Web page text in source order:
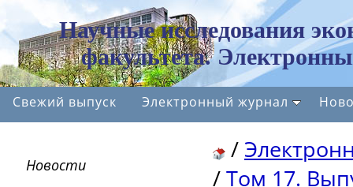
Научные исследования
факультета.
Свежий выпуск Электронный журнал
Новости
/
/Том 17.